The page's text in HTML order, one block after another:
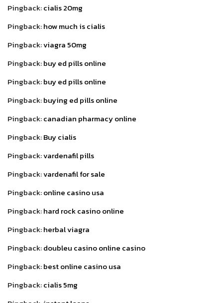
Pingback:cialis 20mg
Pingback:how much is cialis
Pingback:viagra 50mg
Pingback:buy ed pills online
Pingback:buy ed pills online
Pingback:buying ed pills online
Pingback:canadian pharmacy online
Pingback:Buy cialis
Pingback:vardenafil pills
Pingback:vardenafil for sale
Pingback:online casino usa
Pingback:hard rock casino online
Pingback:herbal viagra
Pingback:doubleu casino online casino
Pingback:best online casino usa
Pingback:cialis 5mg